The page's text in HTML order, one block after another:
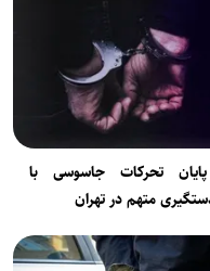
پایان تحرکات جاسوسی با
متهم در تهران